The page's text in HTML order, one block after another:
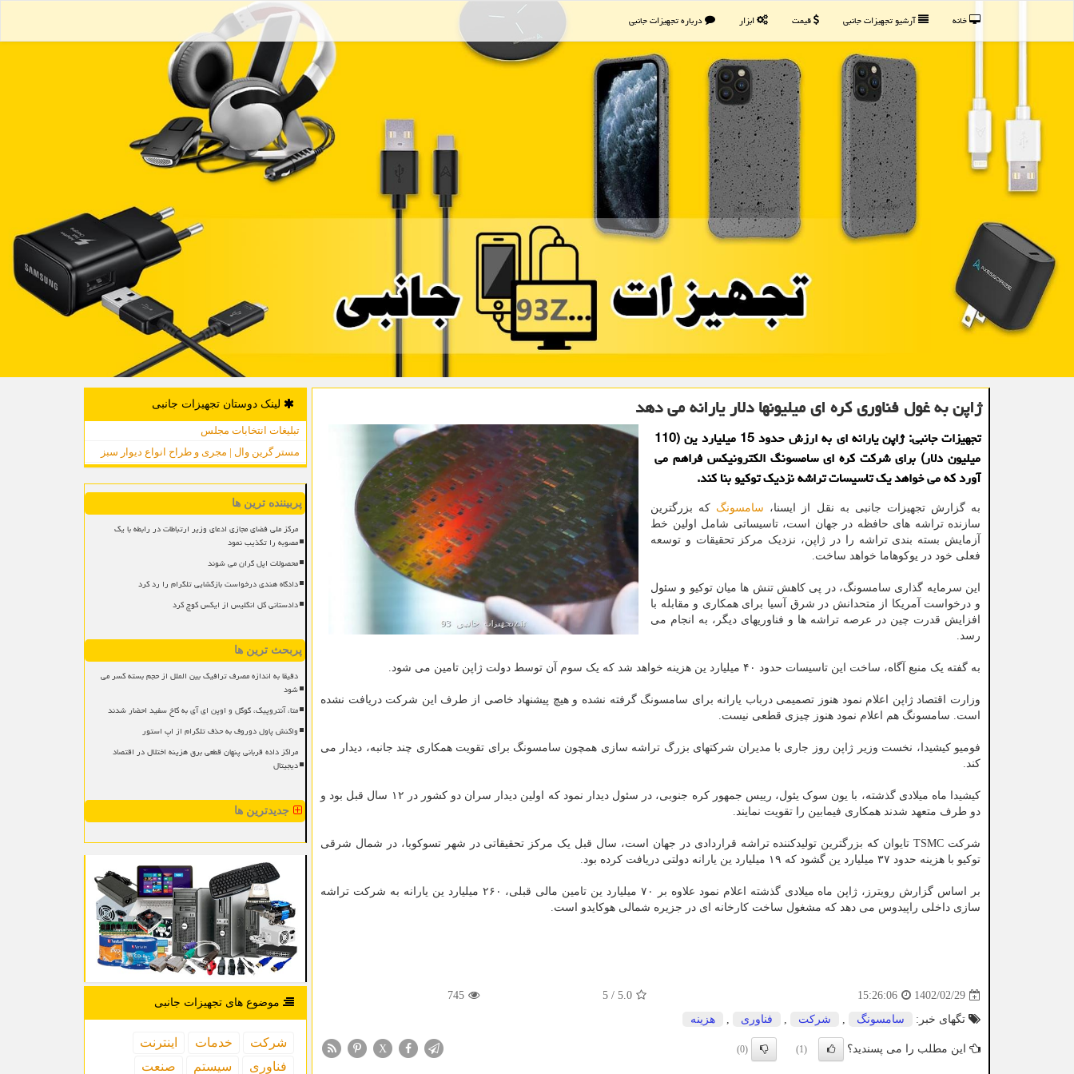
خانه آرشیو تجهیزات جانبی قیمت ابزار درباره تجهیزات جانبی
ژاپن به غول فناوری کره ای میلیونها دلار یارانه می دهد
تجهیزات جانبی: ژاپن یارانه ای به ارزش حدود 15 میلیارد ین (110
میلیون دلار) برای شرکت کره ای سامسونگ الکترونیکس فراهم می
آورد که می خواهد یک تاسیسات تراشه نزدیک توکیو بنا کند.
به گزارش تجهیزات جانبی به نقل از ایسنا، سامسونگ که بزرگترین
سازنده تراشه های حافظه در جهان است، تاسیساتی شامل اولین خط
آزمایش بسته بندی تراشه را در ژاپن، نزدیک مرکز تحقیقات و توسعه
فعلی خود در یوکوهاما خواهد ساخت.
این سرمایه گذاری سامسونگ، در پی کاهش تنش ها میان توکیو و سئول
و درخواست آمریکا از متحدانش در شرق آسیا برای همکاری و مقابله با
افزایش قدرت چین در عرصه تراشه ها و فناوریهای دیگر، به انجام می
رسد.
به گفته یک منبع آگاه، ساخت این تاسیسات حدود ۴۰ میلیارد ین هزینه خواهد شد که یک سوم آن توسط دولت ژاپن تامین می شود.
وزارت اقتصاد ژاپن اعلام نمود هنوز تصمیمی درباب یارانه برای سامسونگ گرفته نشده و هیچ پیشنهاد خاصی از طرف این شرکت دریافت نشده
است. سامسونگ هم اعلام نمود هنوز چیزی قطعی نیست.
فومیو کیشیدا، نخست وزیر ژاپن روز جاری با مدیران شرکتهای بزرگ تراشه سازی همچون سامسونگ برای تقویت همکاری چند جانبه، دیدار می
کند.
کیشیدا ماه میلادی گذشته، با یون سوک یئول، رییس جمهور کره جنوبی، در سئول دیدار نمود که اولین دیدار سران دو کشور در ۱۲ سال قبل بود و
دو طرف متعهد شدند همکاری فیمابین را تقویت نمایند.
شرکت TSMC تایوان که بزرگترین تولیدکننده تراشه قراردادی در جهان است، سال قبل یک مرکز تحقیقاتی در شهر تسوکوبا، در شمال شرقی
توکیو با هزینه حدود ۳۷ میلیارد ین گشود که ۱۹ میلیارد ین یارانه دولتی دریافت کرده بود.
بر اساس گزارش رویترز، ژاپن ماه میلادی گذشته اعلام نمود علاوه بر ۷۰ میلیارد ین تامین مالی قبلی، ۲۶۰ میلیارد ین یارانه به شرکت تراشه
سازی داخلی راپیدوس می دهد که مشغول ساخت کارخانه ای در جزیره شمالی هوکایدو است.
1402/02/29
15:26:06
5.0
/
5
745
تگهای خبر: سامسونگ , شركت , فناوری , هزینه
این مطلب را می پسندید؟ (1)
(0)
X
لینک دوستان تجهیزات جانبی
تبلیغات انتخابات مجلس
مستر گرین وال | مجری و طراح انواع دیوار سبز
پربیننده ترین ها
مرکز ملی فضای مجازی ادعای وزیر ارتباطات در رابطه با یک
مصوبه را تکذیب نمود
محصولات اپل گران می شوند
دادگاه هندی درخواست بازگشایی تلگرام را رد کرد
دادستانی کل انگلیس از ایکس کوچ کرد
پربحث ترین ها
دقیقا به اندازه مصرف ترافیک بین الملل از حجم بسته کسر می
شود
متا، آنتروپیک، گوگل و اوپن ای آی به کاخ سفید احضار شدند
واکنش پاول دوروف به حذف تلگرام از اپ استور
مراکز داده قربانی پنهان قطعی برق هزینه اختلال در اقتصاد
دیجیتال
جدیدترین ها
موضوع های تجهیزات جانبی
شركت خدمات
اینترنت
فناوری
سیستم
صنعت